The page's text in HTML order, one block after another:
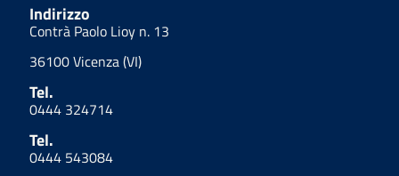
Indirizzo
Contrà Paolo Lioy n. 13
36100 Vicenza (VI)
Tel.
0444 324714
Tel.
0444 543084